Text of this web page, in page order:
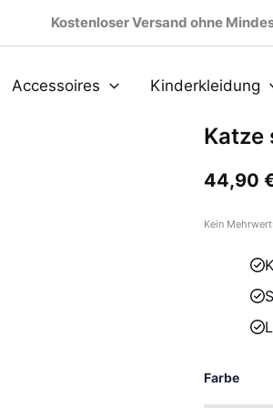
Kostenloser Versand ohne
Accessoires Kinderkleidung
Katze
44,90
Kein
Farbe